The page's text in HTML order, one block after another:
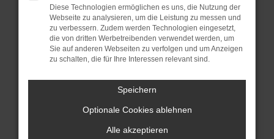
sind.
Veraltete Software birgt nicht nur ein
Sicherheitsrisiko, sondern kann auch dazu
führen, dass bestimmte Funktionen nicht mehr
unterstützt werden.
Wende dich an den Webseitenbetreiber.
Wenn du alle oben genannten Schritte versucht
hast, kontaktiere uns bitte. Wir werden
versuchen, das Problem zu beheben. Du kannst
uns diesen Text schicken, um uns bei der
Diese Technologien ermöglichen es uns, die Nutzung der
Webseite zu analysieren, um die Leistung zu messen und
zu verbessern. Zudem werden Technologien eingesetzt,
die von dritten Werbetreibenden verwendet werden, um
Sie auf anderen Webseiten zu verfolgen und um Anzeigen
zu schalten, die für Ihre Interessen relevant sind.
Speichern
Optionale Cookies ablehnen
Alle akzeptieren